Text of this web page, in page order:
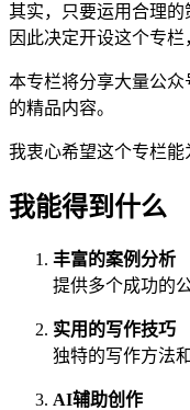
其实，只要运用合理
因此决定开设这个专
本专栏将分享大量公
的精品内容。
我衷心希望这个专栏
我能得到什么
丰富的案例分析
提供多个成功的
实用的写作技巧
独特的写作方法
AI辅助创作